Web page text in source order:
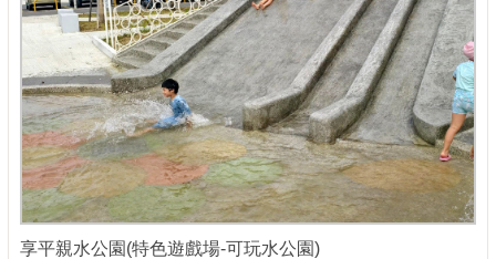
享平親水公園(特色遊戲場-可玩水公園)